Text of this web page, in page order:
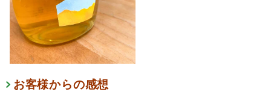
お客様からの感想